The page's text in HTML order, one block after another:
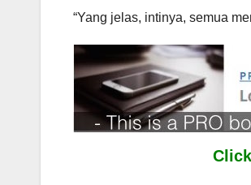
“Yang jelas, intinya, semua